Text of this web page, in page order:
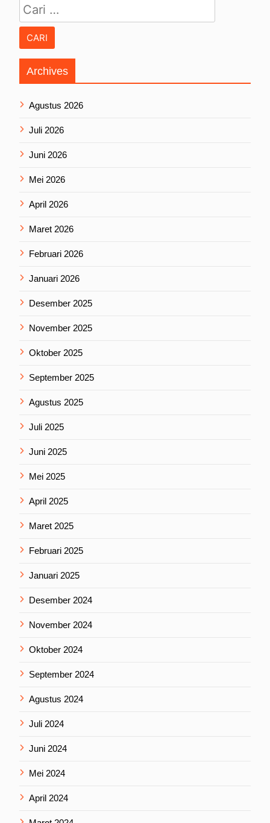
Archives
Agustus 2026
Juli 2026
Juni 2026
Mei 2026
April 2026
Maret 2026
Februari 2026
Januari 2026
Desember 2025
November 2025
Oktober 2025
September 2025
Agustus 2025
Juli 2025
Juni 2025
Mei 2025
April 2025
Maret 2025
Februari 2025
Januari 2025
Desember 2024
November 2024
Oktober 2024
September 2024
Agustus 2024
Juli 2024
Juni 2024
Mei 2024
April 2024